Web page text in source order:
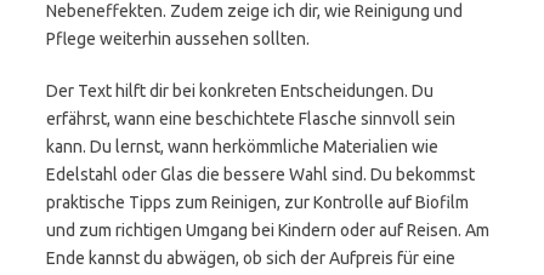
Nebeneffekten. Zudem zeige ich dir, wie Reinigung und
Pflege weiterhin aussehen sollten.
Der Text hilft dir bei konkreten Entscheidungen. Du
erfährst, wann eine beschichtete Flasche sinnvoll sein
kann. Du lernst, wann herkömmliche Materialien wie
Edelstahl oder Glas die bessere Wahl sind. Du bekommst
praktische Tipps zum Reinigen, zur Kontrolle auf Biofilm
und zum richtigen Umgang bei Kindern oder auf Reisen. Am
Ende kannst du abwägen, ob sich der Aufpreis für eine